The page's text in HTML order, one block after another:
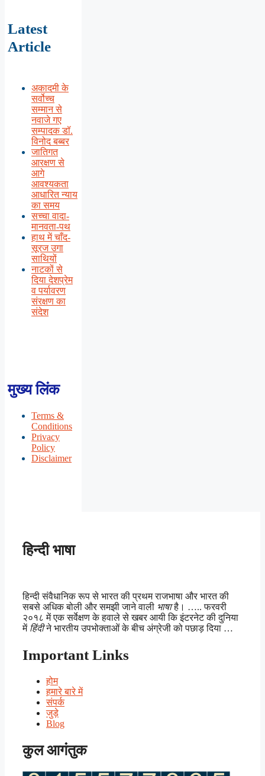
Latest
Article
अकादमी के
सर्वोच्च
सम्मान से
नवाजे गए
सम्पादक डॉ.
विनोद बब्बर
जातिगत
आरक्षण से
आगे
आवश्यकता
आधारित न्याय
का समय
सच्चा वादा-
मानवता-पथ
हाथ में चाँद-
सूरज उगा
साथियों
नाटकों से
दिया देशप्रेम
व पर्यावरण
संरक्षण का
संदेश
मुख्य लिंक
Terms &
Conditions
Privacy
Policy
Disclaimer
हिन्दी भाषा
हिन्दी संवैधानिक रूप से भारत की प्रथम राजभाषा और भारत की
सबसे अधिक बोली और समझी जाने वाली भाषाहै। ….. फरवरी
२०१८ में एक सर्वेक्षण के हवाले से खबर आयी कि इंटरनेट की दुनिया
में हिंदीने भारतीय उपभोक्ताओं के बीच अंग्रेजी को पछाड़ दिया …
Important Links
होम
हमारे बारे में
संपर्क
जुड़े
Blog
कुल आगंतुक